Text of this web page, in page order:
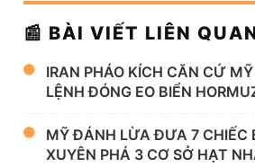
📰 BÀI VIẾT LIÊN
IRAN PHÁO KÍCH CĂN CỨ
LỆNH ĐÓNG EO BIỂN
MỸ ĐÁNH LỪA ĐƯA 7 CHIẾC
XUYÊN PHÁ 3 CƠ SỞ HẠT